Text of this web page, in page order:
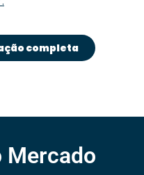
completa
Mercado